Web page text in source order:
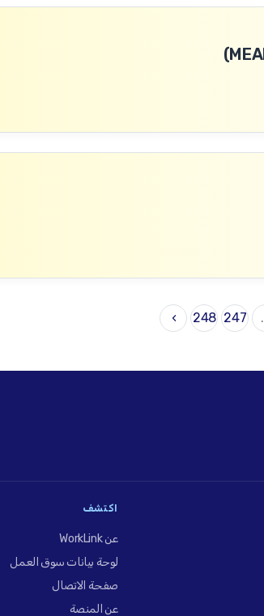
247
248
›
اكتشف
عن WorkLink
لوحة بيانات سوق العمل
صفحة الاتصال
عن المنصة